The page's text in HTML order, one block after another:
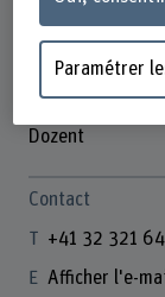
Dozent
Contact
+41 32 321
Afficher l'e-
Paramétrer